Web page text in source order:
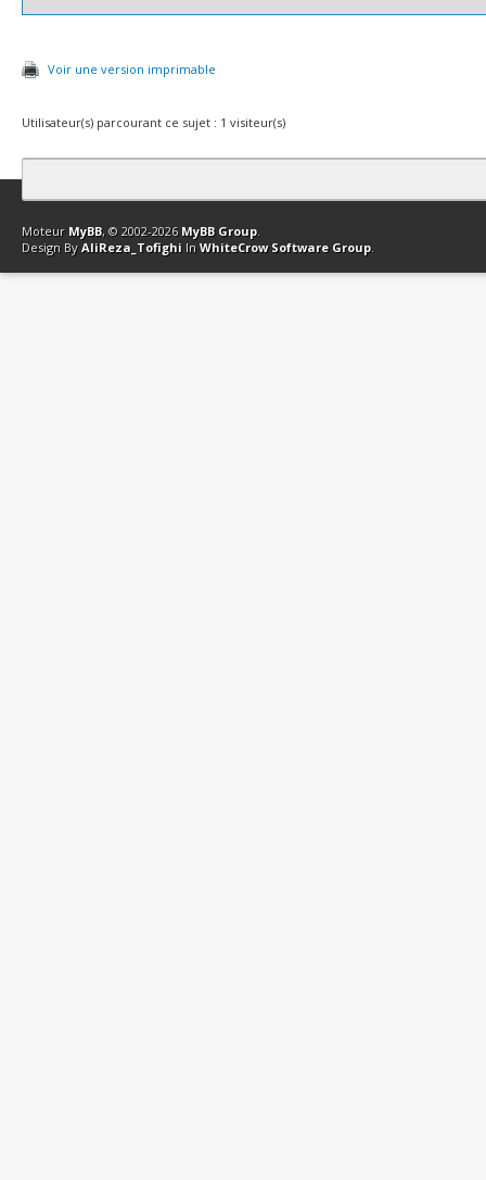
Voir une version imprimable
Utilisateur(s) parcourant ce sujet : 1 visiteur(s)
Contact Club Affiliation Retourner en haut Version bas-débit
Moteur MyBB, © 2002-2026 MyBB Group.
Design By AliReza_Tofighi In WhiteCrow Software Group.